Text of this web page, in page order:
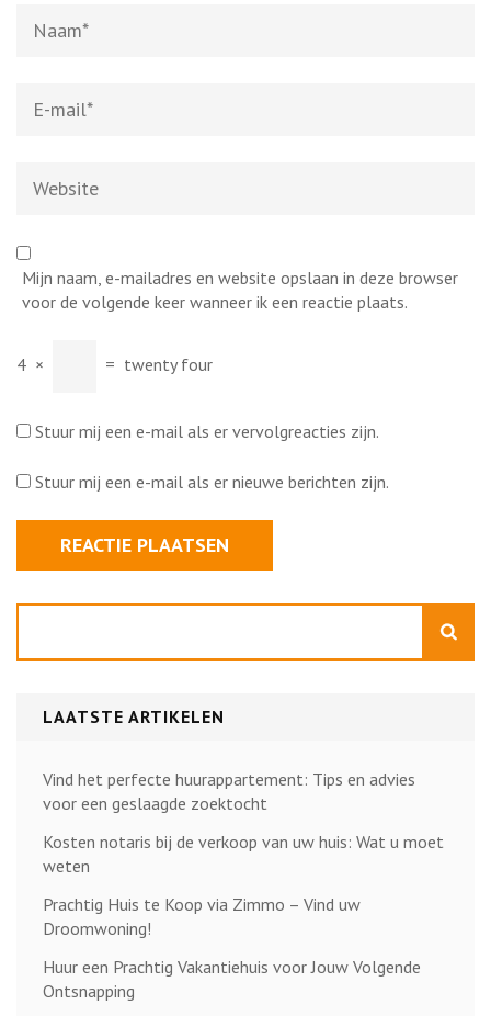
mail*
Mijn naam, e-mailadres en website opslaan in deze browser
voor de volgende keer wanneer ik een reactie plaats.
4 × = twenty four
Stuur mij een e-mail als er vervolgreacties zijn.
Stuur mij een e-mail als er nieuwe berichten zijn.
LAATSTE ARTIKELEN
Vind het perfecte huurappartement: Tips en advies
voor een geslaagde zoektocht
Kosten notaris bij de verkoop van uw huis: Wat u moet
weten
Prachtig Huis te Koop via Zimmo – Vind uw
Droomwoning!
Huur een Prachtig Vakantiehuis voor Jouw Volgende
Ontsnapping